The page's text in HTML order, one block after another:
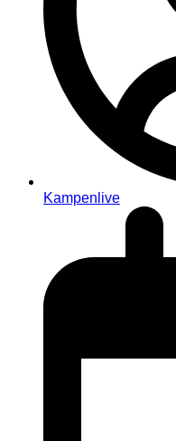
Kampenlive